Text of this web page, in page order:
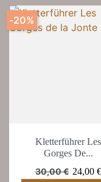
Kletterführer Les
Gorges De...
Verkaufspreis
30,00 € Preis
24,00 €
-20%